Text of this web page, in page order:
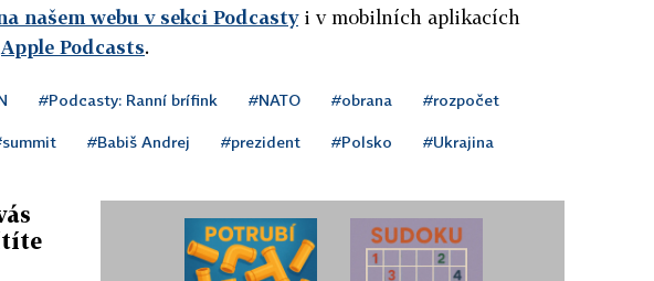
našem webu v sekci Podcastyi v mobilních aplikacích
Apple Podcasts.
#Podcasty: Ranní brífink #NATO #obrana #rozpočet
#Babiš Andrej #prezident #Polsko #Ukrajina